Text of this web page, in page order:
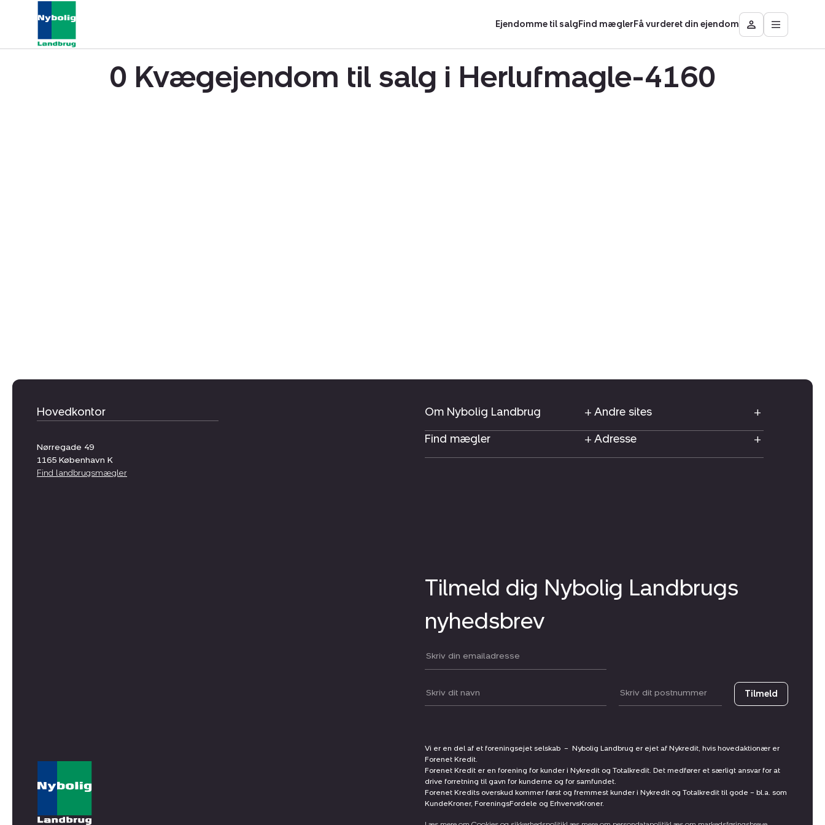
Ejendomme til salgFind mæglerFå vurderet din ejendom
Besøg
Mit
Åbn
0 Kvægejendom til salg i Herlufmagle-4160
Hovedkontor
Nørregade 49
1165 København K
Find landbrugsmægler
Om Nybolig Landbrug
Andre sites
Find mægler
Adresse
Tilmeld dig Nybolig Landbrugs
nyhedsbrev
Din email:
Dit navn: Postnummer Tilmeld
Vi er en del af et foreningsejet selskab – Nybolig Landbrug er ejet af Nykredit, hvis hovedaktionær er
Forenet Kredit.
Forenet Kredit er en forening for kunder i Nykredit og Totalkredit. Det medfører et særligt ansvar for at
drive forretning til gavn for kunderne og for samfundet.
Forenet Kredits overskud kommer først og fremmest kunder i Nykredit og Totalkredit til gode – bl.a. som
KundeKroner, ForeningsFordele og ErhvervsKroner.